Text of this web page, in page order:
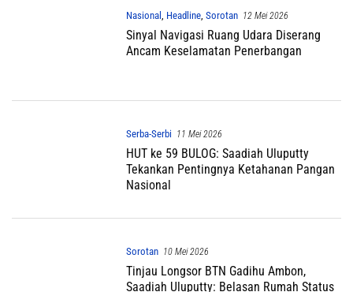
Nasional , Headline, Sorotan 12 Mei 2026
Sinyal Navigasi Ruang Udara Diserang
Ancam Keselamatan Penerbangan
Serba-Serbi 11 Mei 2026
HUT ke 59 BULOG: Saadiah Uluputty
Tekankan Pentingnya Ketahanan Pangan
Nasional
Sorotan 10 Mei 2026
Tinjau Longsor BTN Gadihu Ambon,
Saadiah Uluputty: Belasan Rumah Status